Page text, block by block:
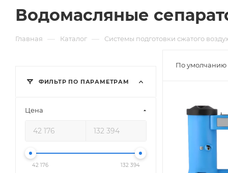
Водомасляные
Главная — Каталог — Системы подготовки сжатого
По умолчанию
ФИЛЬТР ПО ПАРАМЕТРАМ
Цена
42 176 132 394